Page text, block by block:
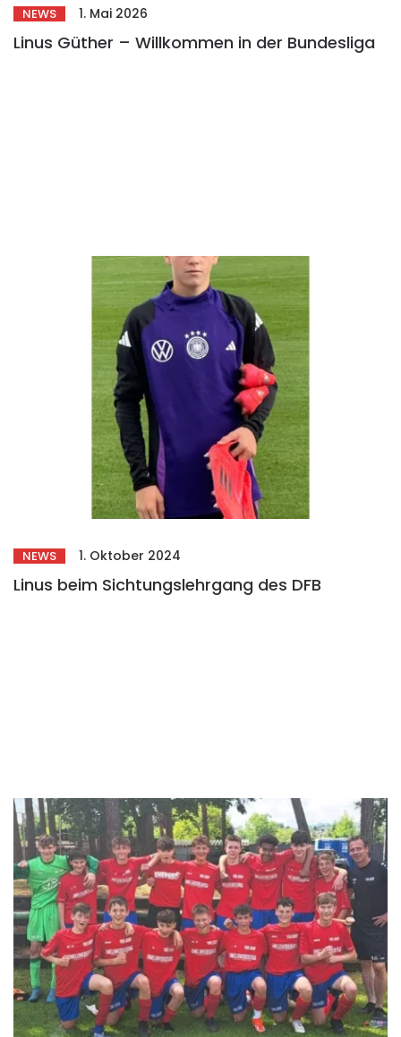
NEWS 1. Mai 2026
Linus Güther – Willkommen in der Bundesliga
NEWS 1. Oktober 2024
Linus beim Sichtungslehrgang des DFB